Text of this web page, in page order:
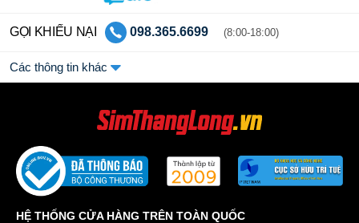
GỌI KHIẾU NẠI 098.365.6699 (8:00-18:00)
Các thông tin khác
HỆ THỐNG CỬA HÀNG TRÊN TOÀN QUỐC